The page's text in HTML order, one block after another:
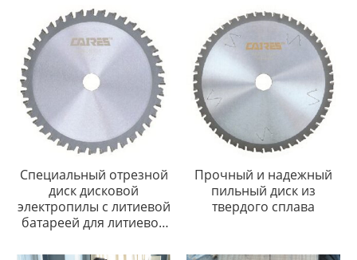
Специальный отрезной
диск дисковой
электропилы с литиевой
батареей для литиевой
Прочный и надежный
пильный диск из
твердого сплава